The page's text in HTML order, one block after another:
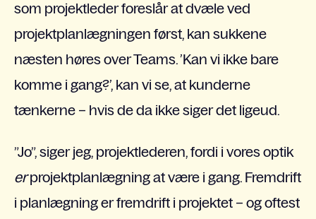
som projektleder foreslår at dvæle ved
projektplanlægningen først, kan sukkene
næsten høres over Teams. ’Kan vi ikke bare
komme i gang?’, kan vi se, at kunderne
tænkerne – hvis de da ikke siger det ligeud.
”Jo”, siger jeg, projektlederen, fordi i vores optik
erprojektplanlægning at være i gang. Fremdrift
i planlægning er fremdrift i projektet – og oftest